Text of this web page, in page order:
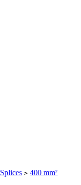
Splices > 400 mm²